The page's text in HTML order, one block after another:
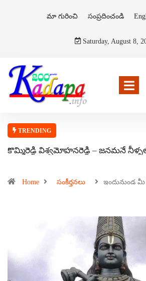
మా గురించి సంప్రదించండి
Saturday, August 8,
TRENDING
కొమ్మిరెడ్డి విశ్వమోహనరెడ్డి – జనమనే
Home సంకీర్తనలు ఇందునుండ మీ